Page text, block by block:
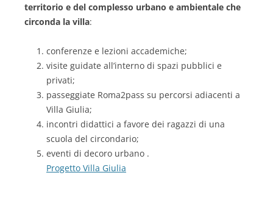
territorio e del complesso urbano e ambientale che
circonda la villa:
conferenze e lezioni accademiche;
visite guidate all’interno di spazi pubblici e
privati;
passeggiate Roma2pass su percorsi adiacenti a
Villa Giulia;
incontri didattici a favore dei ragazzi di una
scuola del circondario;
eventi di decoro urbano .
Progetto Villa Giulia